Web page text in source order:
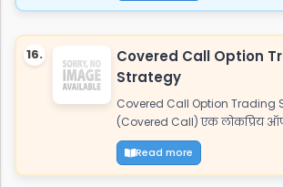
16.
Covered Call Option
Strategy
Covered Call Option Trading
(Covered Call) एक लोकप्रिय
Read more